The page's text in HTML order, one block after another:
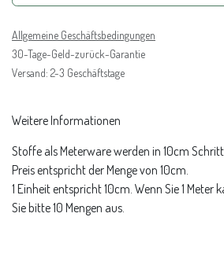
Allgemeine Geschäftsbedingungen
30-Tage-Geld-zurück-Garantie
Versand: 2-3 Geschäftstage
Weitere Informationen
Stoffe als Meterware werden in 10cm
Preis entspricht der Menge von 10cm.
1 Einheit entspricht 10cm. Wenn Sie 1
Sie bitte 10 Mengen aus.